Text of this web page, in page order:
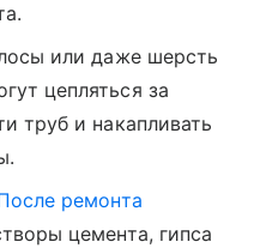
или даже шерсть
цепляться за
труб и накапливать
ремонта
цемента, гипса